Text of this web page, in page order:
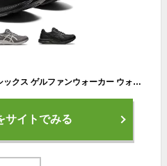
【9/19クーポンで10%OFF】アシックス ゲルファンウォーカー ウォーキングシューズ メンズ 黒 4E 幅広 歩きやすい 疲れにくい 軽量 軽い サイドジップ ファスナー付き 履きやすい スニーカー 1291A042 M042 運動靴 シューズ 靴【2307】送料無料
サイトでみる